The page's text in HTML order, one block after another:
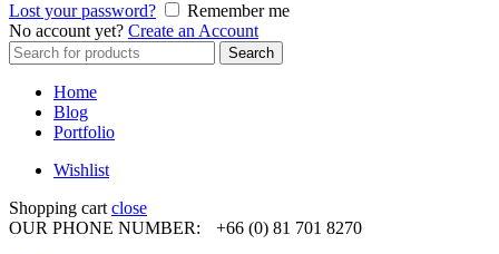
Lost your password?
Remember me
No account yet? Create an Account
Search
for:
Search
Home
Blog
Portfolio
Wishlist
Shopping cart close
OUR PHONE NUMBER:
+66 (0) 81 701 8270